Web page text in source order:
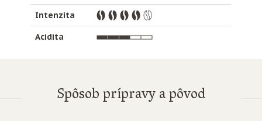
Intenzita
Acidita
Spôsob prípravy a pôvod